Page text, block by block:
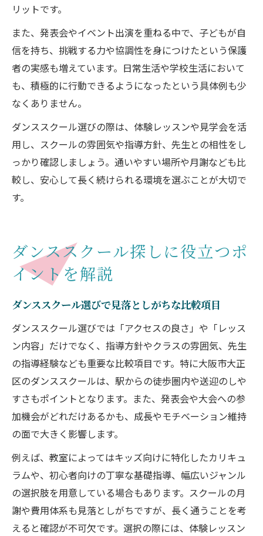
リットです。
また、発表会やイベント出演を重ねる中で、子どもが自
信を持ち、挑戦する力や協調性を身につけたという保護
者の実感も増えています。日常生活や学校生活において
も、積極的に行動できるようになったという具体例も少
なくありません。
ダンススクール選びの際は、体験レッスンや見学会を活
用し、スクールの雰囲気や指導方針、先生との相性をし
っかり確認しましょう。通いやすい場所や月謝なども比
較し、安心して長く続けられる環境を選ぶことが大切で
す。
ダンススクール探しに役立つポ
イントを解説
ダンススクール選びで見落としがちな比較項目
ダンススクール選びでは「アクセスの良さ」や「レッス
ン内容」だけでなく、指導方針やクラスの雰囲気、先生
の指導経験なども重要な比較項目です。特に大阪市大正
区のダンススクールは、駅からの徒歩圏内や送迎のしや
すさもポイントとなります。また、発表会や大会への参
加機会がどれだけあるかも、成長やモチベーション維持
の面で大きく影響します。
例えば、教室によってはキッズ向けに特化したカリキュ
ラムや、初心者向けの丁寧な基礎指導、幅広いジャンル
の選択肢を用意している場合もあります。スクールの月
謝や費用体系も見落としがちですが、長く通うことを考
えると確認が不可欠です。選択の際には、体験レッスン